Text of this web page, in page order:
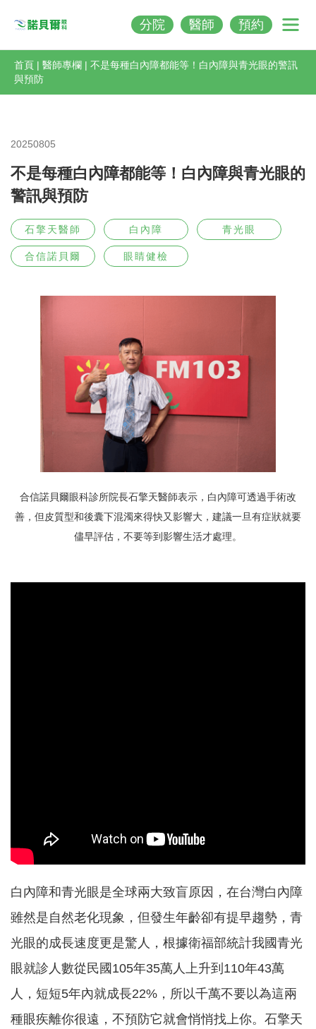
分院 醫師 預約
首頁 | 醫師專欄 | 不是每種白內障都能等！白內障與青光眼的警訊
與預防
20250805
不是每種白內障都能等！白內障與青光眼的
警訊與預防
石擎天醫師 白內障 青光眼
合信諾貝爾 眼睛健檢
合信諾貝爾眼科診所院長石擎天醫師表示，白內障可透過手術改
善，但皮質型和後囊下混濁來得快又影響大，建議一旦有症狀就要
儘早評估，不要等到影響生活才處理。
白內障和青光眼是全球兩大致盲原因，在台灣白內障
雖然是自然老化現象，但發生年齡卻有提早趨勢，青
光眼的成長速度更是驚人，根據衛福部統計我國青光
眼就診人數從民國105年35萬人上升到110年43萬
人，短短5年內就成長22%，所以千萬不要以為這兩
種眼疾離你很遠，不預防它就會悄悄找上你。石擎天